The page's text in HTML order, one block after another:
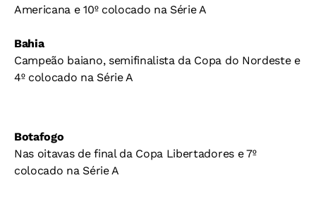
Americana e 10º colocado na Série A
Bahia
Campeão baiano, semifinalista da Copa do Nordeste e
4º colocado na Série A
Botafogo
Nas oitavas de final da Copa Libertadores e 7º
colocado na Série A